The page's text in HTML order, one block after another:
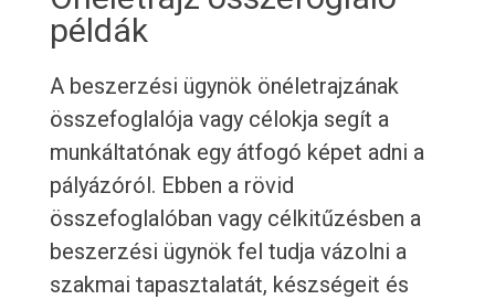
példák
A beszerzési ügynök önéletrajzának
összefoglalója vagy célokja segít a
munkáltatónak egy átfogó képet adni a
pályázóról. Ebben a rövid
összefoglalóban vagy célkitűzésben a
beszerzési ügynök fel tudja vázolni a
szakmai tapasztalatát, készségeit és